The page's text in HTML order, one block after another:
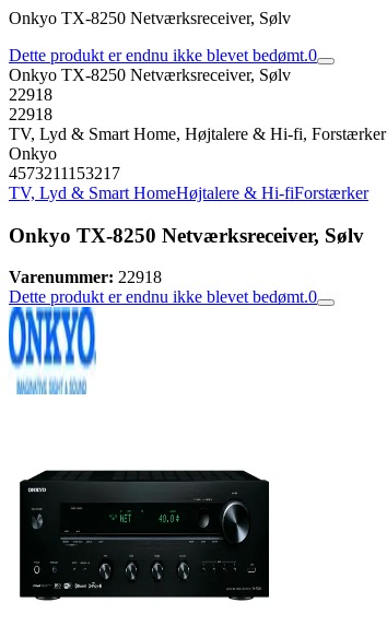
Onkyo TX-8250 Netværksreceiver, Sølv
Dette produkt er endnu ikke blevet bedømt.0
Onkyo TX-8250 Netværksreceiver, Sølv
22918
22918
TV, Lyd & Smart Home, Højtalere & Hi-fi, Forstærker
Onkyo
4573211153217
TV, Lyd & Smart HomeHøjtalere & Hi-fiForstærker
Onkyo TX-8250 Netværksreceiver, Sølv
Varenummer: 22918
Dette produkt er endnu ikke blevet bedømt.0